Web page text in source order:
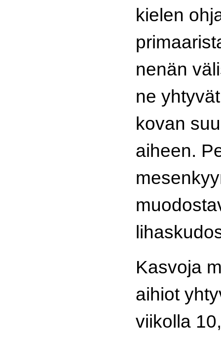
kielen
nenän
ne
kovan
aiheen.
Kasvoja
aihiot
viikolla